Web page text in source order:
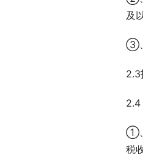
及
③
2.3
2.4
①
税